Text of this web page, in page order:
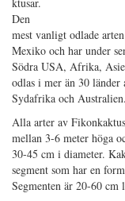
Den
mest vanligt odlade
Mexiko och har under
Södra USA, Afrika,
odlas i mer än 30 länder
Sydafrika och
Alla arter av
mellan 3-6 meter höga
30-45 cm i diameter.
segment som har en
Segmenten är 20-60 cm